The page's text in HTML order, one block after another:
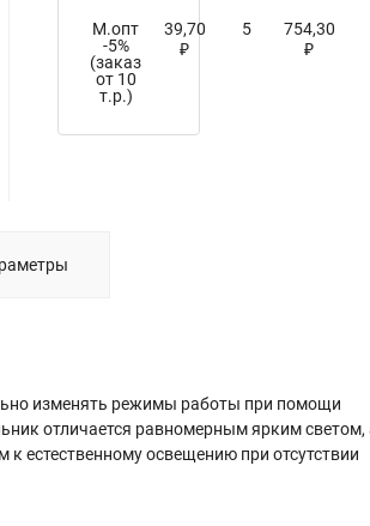
М.опт
-5%
(заказ
от 10
т.р.)
39,70
₽
5 754,30
₽
изменять режимы работы при помощи
отличается равномерным ярким светом,
естественному освещению при отсутствии